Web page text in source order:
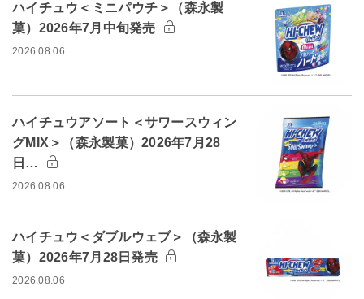
ハイチュウ＜ミニパウチ＞（森永製
菓）2026年7月中旬発売
2026.08.06
ハイチュウアソート＜サワースウィン
グMIX＞（森永製菓）2026年7月28
日…
2026.08.06
ハイチュウ＜ダブルウェブ＞（森永製
菓）2026年7月28日発売
2026.08.06